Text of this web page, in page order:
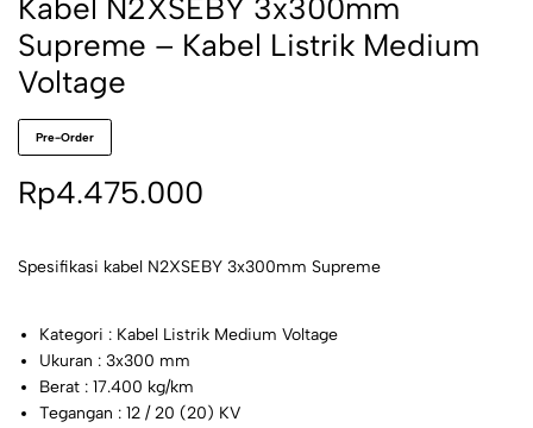
Kabel N2XSEBY 3x300mm
Supreme – Kabel Listrik Medium
Voltage
Pre-Order
Rp4.475.000
Spesifikasi kabel N2XSEBY 3x300mm Supreme
Kategori : Kabel Listrik Medium Voltage
Ukuran : 3x300 mm
Berat : 17.400 kg/km
Tegangan : 12 / 20 (20) KV